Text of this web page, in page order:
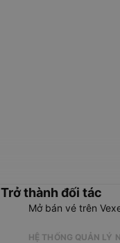
Trở thành đối tác
Mở bán vé trên
HỆ THỐNG QUẢN LÝ